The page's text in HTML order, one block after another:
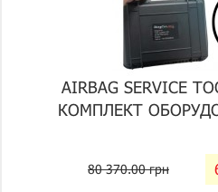
AIRBAG SERVICE
КОМПЛЕКТ
80 370.00 грн